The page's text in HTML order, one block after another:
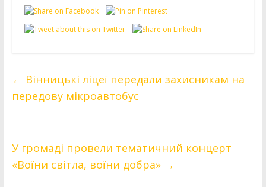
← Вінницькі ліцеї передали захисникам на
передову мікроавтобус
У громаді провели тематичний концерт
«Воїни світла, воїни добра» →